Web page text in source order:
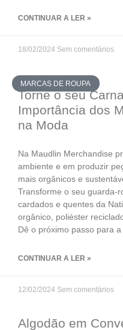
CONTINUAR A LER »
18/02/2024 Sem comentários
MARCAS DE ROUPA
Torne o seu
Importância dos
na Moda
Na Maudlin Merchandise
ambiente e em produzir
mais orgânicos e
Transforme o seu guarda-
cardados e quentes da
orgânico, poliéster
Dê o próximo passo para
CONTINUAR A LER »
12/02/2024 Sem comentários
Algodão em